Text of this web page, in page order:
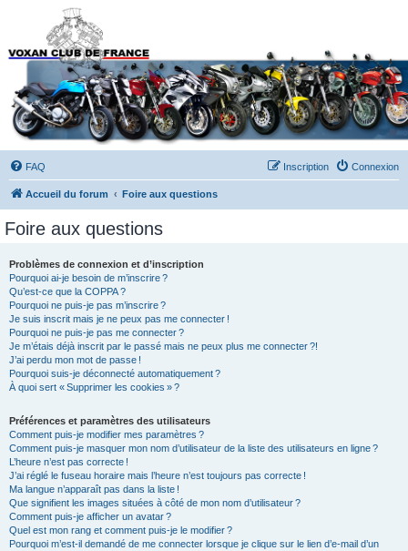
Forums du Voxan Club
de France
FAQ Connexion
Inscription
Accueil du forum Foire aux questions
Foire aux questions
Problèmes de connexion et d’inscription
Pourquoi ai-je besoin de m’inscrire ?
Qu’est-ce que la COPPA ?
Pourquoi ne puis-je pas m’inscrire ?
Je suis inscrit mais je ne peux pas me connecter !
Pourquoi ne puis-je pas me connecter ?
Je m’étais déjà inscrit par le passé mais ne peux plus me connecter ?!
J’ai perdu mon mot de passe !
Pourquoi suis-je déconnecté automatiquement ?
À quoi sert « Supprimer les cookies » ?
Préférences et paramètres des utilisateurs
Comment puis-je modifier mes paramètres ?
Comment puis-je masquer mon nom d’utilisateur de la liste des utilisateurs en ligne ?
L’heure n’est pas correcte !
J’ai réglé le fuseau horaire mais l’heure n’est toujours pas correcte !
Ma langue n’apparaît pas dans la liste !
Que signifient les images situées à côté de mon nom d’utilisateur ?
Comment puis-je afficher un avatar ?
Quel est mon rang et comment puis-je le modifier ?
Pourquoi m’est-il demandé de me connecter lorsque je clique sur le lien d’e-mail d’un